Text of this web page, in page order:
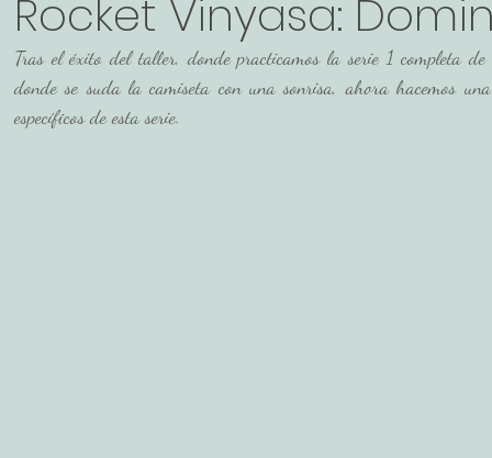
Rocket Vinyasa:
Tras el éxito del taller, donde practicamos la serie 1 completa
donde se suda la camiseta con una sonrisa, ahora hacemos
específicos de esta serie.